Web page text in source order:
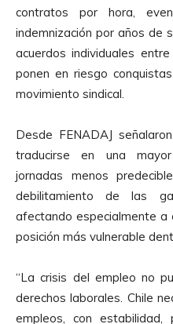
contratos por hora,
indemnización por años de
acuerdos individuales
ponen en riesgo
movimiento sindical.
Desde FENADAJ
traducirse en una
jornadas menos
debilitamiento de las
afectando especialmente a
posición más vulnerable
“La crisis del empleo no
derechos laborales. Chile
empleos, con